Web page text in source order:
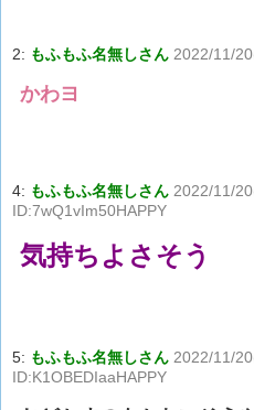
2: もふもふ名無しさん 2022/11/
かわヨ
4: もふもふ名無しさん 2022/11/
ID:7wQ1vIm50HAPPY
気持ちよさそう
5: もふもふ名無しさん 2022/11/
ID:K1OBEDIaaHAPPY